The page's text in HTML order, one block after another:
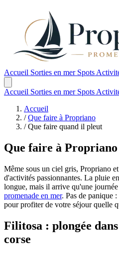
Accueil Sorties en mer Spots
Accueil Sorties en mer Spots
Accueil
/ Que faire à Propriano
/ Que faire quand il pleut
Que faire à
Même sous un ciel gris, Propriano
d'activités passionnantes. La pluie
longue, mais il arrive qu'une
promenade en mer. Pas de panique
pour profiter de votre séjour quelle
Filitosa : plongée
corse